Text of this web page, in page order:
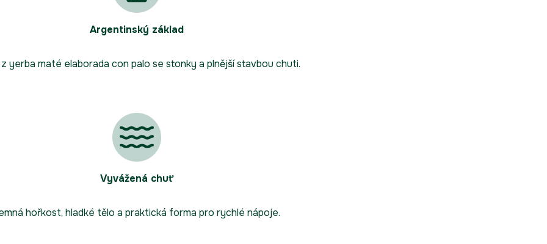
Argentinský základ
yerba maté elaborada con palo se stonky a plnější stavbou chuti.
Vyvážená chuť
hořkost, hladké tělo a praktická forma pro rychlé nápoje.